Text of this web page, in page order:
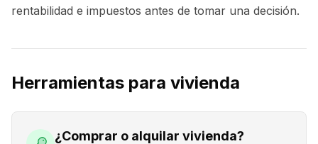
rentabilidad e impuestos antes de tomar una decisión.
Herramientas para vivienda
¿Comprar o alquilar vivienda?